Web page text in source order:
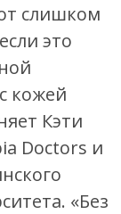
слишком
это
кожей
Кэти
Doctors и
«Без